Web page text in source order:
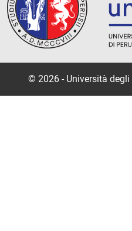
© 2026 - Università